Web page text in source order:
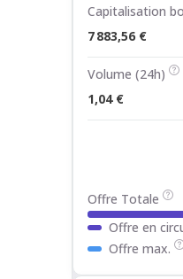
Capitalisation
7 883,56 €
Volume (24h)
1,04 €
Offre Totale
Offre en
Offre max.